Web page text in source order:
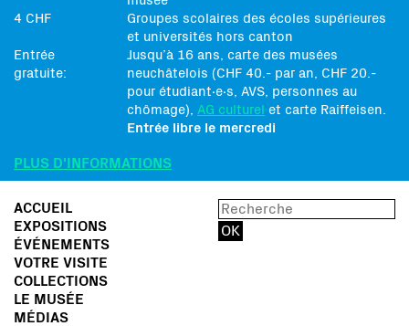
4 CHF
Groupes scolaires des écoles supérieures
et universités hors canton
Entrée
gratuite:
Jusqu’à 16 ans, carte des musées
neuchâtelois (CHF 40.- par an, CHF 20.-
pour étudiant∙e∙s, AVS, personnes au
chômage), AG culturel et carte Raiffeisen.
Entrée libre le mercredi
PLUS D'INFORMATIONS
ACCUEIL
EXPOSITIONS
ÉVÉNEMENTS
VOTRE VISITE
COLLECTIONS
LE MUSÉE
MÉDIAS